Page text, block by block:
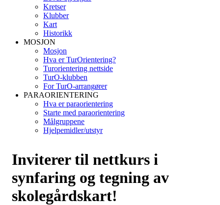
Kretser
Klubber
Kart
Historikk
MOSJON
Mosjon
Hva er TurOrientering?
Turorientering nettside
TurO-klubben
For TurO-arrangører
PARAORIENTERING
Hva er paraorientering
Starte med paraorientering
Målgruppene
Hjelpemidler/utstyr
Inviterer til nettkurs i
synfaring og tegning av
skolegårdskart!